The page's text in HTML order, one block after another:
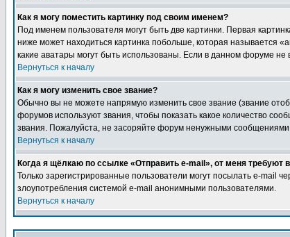
Как я могу поместить картинку под своим именем?
Под именем пользователя могут быть две картинки. Первая
ниже может находиться картинка побольше, которая называется
какие аватары могут быть использованы. Если в данном форуме
Вернуться к началу
Как я могу изменить свое звание?
Обычно вы не можете напрямую изменить свое звание (звание
форумов используют звания, чтобы показать какое количество
звания. Пожалуйста, не засоряйте форум ненужными сообщениями
Вернуться к началу
Когда я щёлкаю по ссылке «Отправить e-mail», от меня требуют
Только зарегистрированные пользователи могут посылать e-mail
злоупотребления системой e-mail анонимными пользователями.
Вернуться к началу